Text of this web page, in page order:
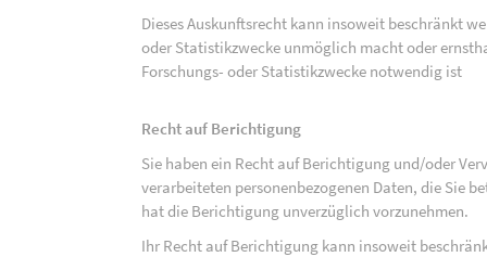
Dieses Auskunftsrecht kann insoweit beschränkt
oder Statistikzwecke unmöglich macht oder
Forschungs- oder Statistikzwecke notwendig ist
Recht auf Berichtigung
Sie haben ein Recht auf Berichtigung und/oder
verarbeiteten personenbezogenen Daten, die Sie
hat die Berichtigung unverzüglich vorzunehmen.
Ihr Recht auf Berichtigung kann insoweit